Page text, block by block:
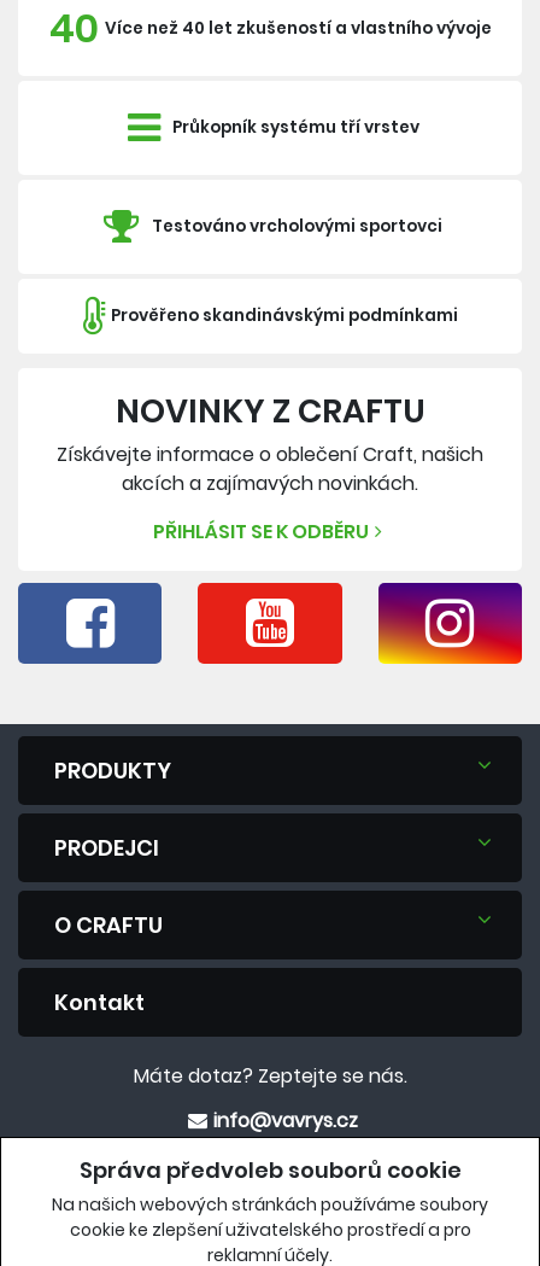
Správa předvoleb souborů cookie
Na našich webových stránkách používáme soubory
cookie ke zlepšení uživatelského prostředí a pro
reklamní účely.
40 Více než 40 let zkušeností a vlastního vývoje
Průkopník systému tří vrstev
Testováno vrcholovými sportovci
Prověřeno skandinávskými podmínkami
NOVINKY Z CRAFTU
Získávejte informace o oblečení Craft, našich
akcích a zajímavých novinkách.
PŘIHLÁSIT SE K ODBĚRU
PRODUKTY
PRODEJCI
O CRAFTU
Kontakt
Máte dotaz? Zeptejte se nás.
info@vavrys.cz
+420 575 570 913
Eshop